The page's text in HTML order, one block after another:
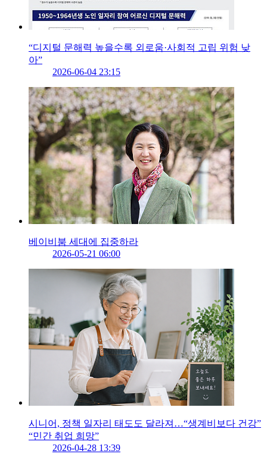
“디지털 문해력 높을수록 외로움·사회적 고립 위험 낮
아”
2026-06-04 23:15
베이비붐 세대에 집중하라
2026-05-21 06:00
시니어, 정책 일자리 태도도 달라져…“생계비보다 건강”
“민간 취업 희망”
2026-04-28 13:39